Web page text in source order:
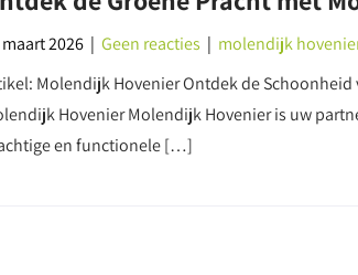
2026 | Geen reacties | molendijk
Molendijk Hovenier Ontdek de Schoonheid
Hovenier Molendijk Hovenier is uw
en functionele […]